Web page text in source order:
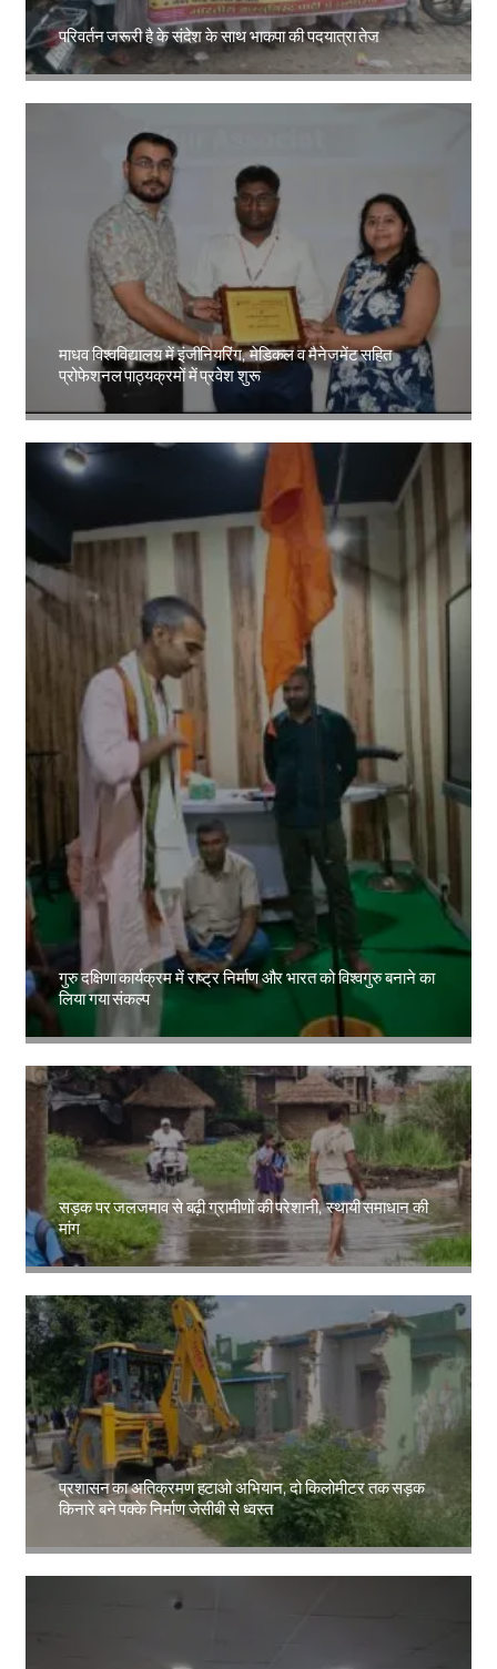
परिवर्तन जरूरी है के संदेश के साथ भाकपा की पदयात्रा तेज
Amit Lekh
माधव विश्वविद्यालय में इंजीनियरिंग, मेडिकल व मैनेजमेंट सहित
प्रोफेशनल पाठ्यक्रमों में प्रवेश शुरू
Amit Lekh
गुरु दक्षिणा कार्यक्रम में राष्ट्र निर्माण और भारत को विश्वगुरु बनाने का
लिया गया संकल्प
सड़क पर जलजमाव से बढ़ी ग्रामीणों की परेशानी, स्थायी समाधान की
मांग
Amit Lekh
प्रशासन का अतिक्रमण हटाओ अभियान, दो किलोमीटर तक सड़क
किनारे बने पक्के निर्माण जेसीबी से ध्वस्त